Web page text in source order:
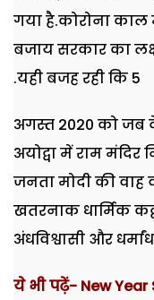
गया है.कोरोना काल
बजाय सरकार का
.यही बजह रही कि 5
अगस्त 2020 को जब
अयोद्वा में राम मंदिर
जनता मोदी की वाह
खतरनाक धार्मिक
अंधविश्वासी और
ये भी पढ़ें- New Year